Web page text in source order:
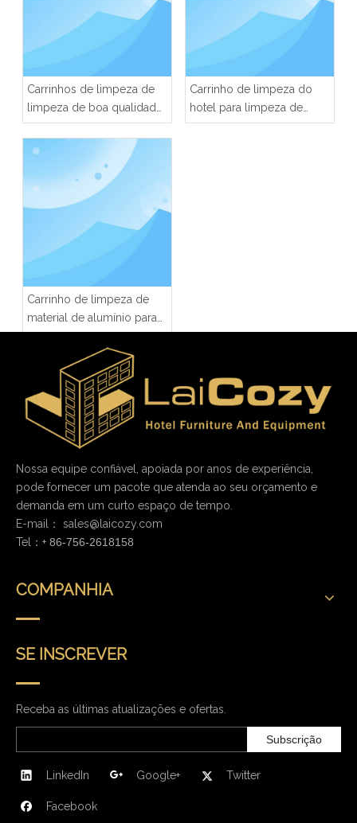
Carrinhos de limpeza de
limpeza de boa qualidade
para hotel
Carrinho de limpeza do
hotel para limpeza de
lavanderia
Carrinho de limpeza de
material de alumínio para
hotel com mais função
Nossa equipe confiável, apoiada por anos de experiência,
pode fornecer um pacote que atenda ao seu orçamento e
demanda em um curto espaço de tempo.
E-mail： sales@laicozy.com
Tel：+ 86-756-2618158
COMPANHIA
SE INSCREVER
Receba as últimas atualizações e ofertas.
Subscrição
LinkedIn Google+ Twitter
Facebook